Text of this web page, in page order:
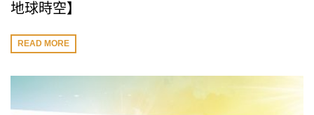
地球時空】
READ MORE